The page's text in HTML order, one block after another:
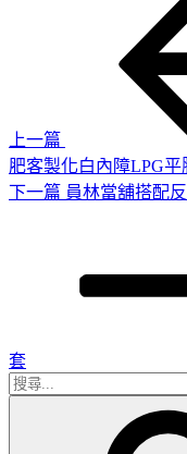
上一篇
肥客製化白內障LPG
下
下一篇 員林當舖搭配
套
搜